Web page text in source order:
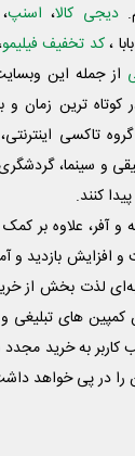
دیجی کالا، اسنپ
،کد تخفیف فیلیمو
از جمله این
کوتاه ترین زمان
تاکسی
و سینما،
کنند.
و آفر، علاوه بر
و افزایش بازدید و
لذت بخش از
کمپین های
کاربر به خرید
را در پی خواهد